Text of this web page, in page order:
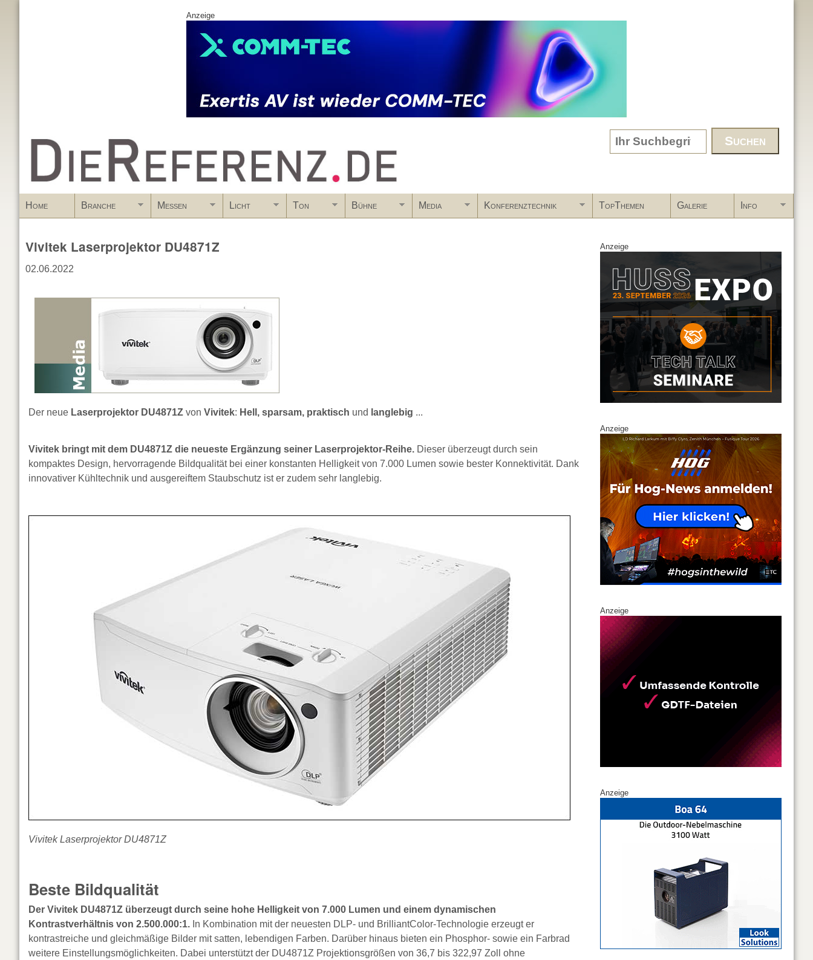
Anzeige
www.DieReferenz.de Search form
Home Branche Messen Licht Ton Bühne Media Konferenztechnik TopThemen Galerie Info
Vivitek Laserprojektor DU4871Z
02.06.2022
Der neue Laserprojektor DU4871Z von Vivitek: Hell, sparsam, praktisch und langlebig ...
Vivitek bringt mit dem DU4871Z die neueste Ergänzung seiner Laserprojektor-Reihe. Dieser überzeugt durch sein
kompaktes Design, hervorragende Bildqualität bei einer konstanten Helligkeit von 7.000 Lumen sowie bester Konnektivität. Dank
innovativer Kühltechnik und ausgereiftem Staubschutz ist er zudem sehr langlebig.
Vivitek Laserprojektor DU4871Z
Beste Bildqualität
Der Vivitek DU4871Z überzeugt durch seine hohe Helligkeit von 7.000 Lumen und einem dynamischen
Kontrastverhältnis von 2.500.000:1. In Kombination mit der neuesten DLP- und BrilliantColor-Technologie erzeugt er
kontrastreiche und gleichmäßige Bilder mit satten, lebendigen Farben. Darüber hinaus bieten ein Phosphor- sowie ein Farbrad
weitere Einstellungsmöglichkeiten. Dabei unterstützt der DU4871Z Projektionsgrößen von 36,7 bis 322,97 Zoll ohne
Anzeige
Anzeige
Anzeige
Anzeige